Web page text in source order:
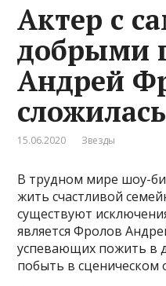
Актер с
добрыми
Андрей
15.06.2020 Звезды
В трудном мире шоу-
жить счастливой
существуют
является Фролов
успевающих пожить в
побыть в сценическом